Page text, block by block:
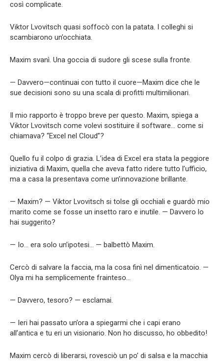
così complicate.
Viktor Lvovitsch quasi soffocò con la patata. I colleghi si
scambiarono un’occhiata.
Maxim svanì. Una goccia di sudore gli scese sulla fronte.
— Davvero—continuai con tutto il cuore—Maxim dice che le
sue decisioni sono su una scala di profitti multimilionari.
Il mio rapporto è troppo breve per questo. Maxim, spiega a
Viktor Lvovitsch come volevi sostituire il software… come si
chiamava? “Excel nel Cloud”?
Quello fu il colpo di grazia. L’idea di Excel era stata la peggiore
iniziativa di Maxim, quella che aveva fatto ridere tutto l’ufficio,
ma a casa la presentava come un’innovazione brillante.
— Maxim? — Viktor Lvovitsch si tolse gli occhiali e guardò mio
marito come se fosse un insetto raro e inutile. — Davvero lo
hai suggerito?
— Io… era solo un’ipotesi… — balbettò Maxim.
Cercò di salvare la faccia, ma la cosa finì nel dimenticatoio. —
Olya mi ha semplicemente frainteso…
— Davvero, tesoro? — esclamai.
— Ieri hai passato un’ora a spiegarmi che i capi erano
all’antica e tu eri un visionario. Non ho discusso, ho obbedito!
Maxim cercò di liberarsi, rovesciò un po’ di salsa e la macchia